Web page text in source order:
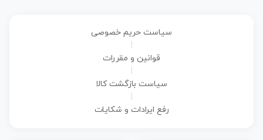
سیاست حریم خصوصی
قوانین و مقررات
سیاست بازگشت کالا
رفع ایرادات و شکایات